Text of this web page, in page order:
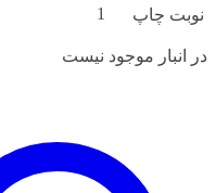
نوبت چاپ
1
در انبار موجود نیست